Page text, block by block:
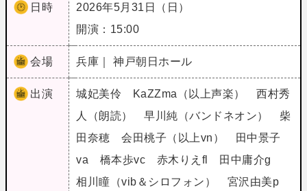
日時
2026年5月31日（日）
開演：15:00
会場 兵庫｜ 神戸朝日ホール
出演
城妃美伶 KaZZma（以上声楽） 西村秀
人（朗読） 早川純（バンドネオン） 柴
田奈穂 会田桃子（以上vn） 田中景子
va 橋本歩vc 赤木りえfl 田中庸介g
相川瞳（vib＆シロフォン） 宮沢由美p